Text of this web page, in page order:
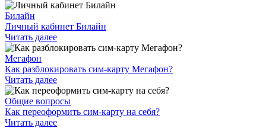
Билайн
Личный кабинет Билайн
Читать далее
Мегафон
Как разблокировать сим-карту Мегафон?
Читать далее
Общие вопросы
Как переоформить сим-карту на себя?
Читать далее